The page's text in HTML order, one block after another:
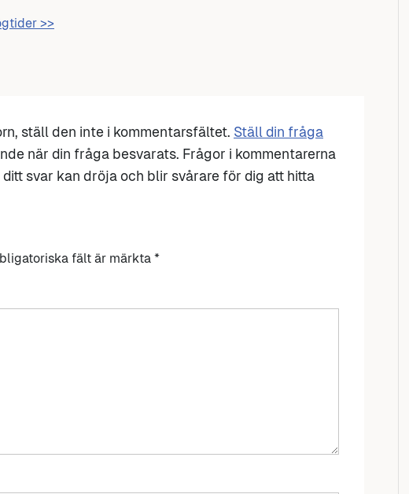
>>
ställ den inte i kommentarsfältet. Ställ din fråga
när din fråga besvarats. Frågor i kommentarerna
svar kan dröja och blir svårare för dig att hitta
fält är märkta *